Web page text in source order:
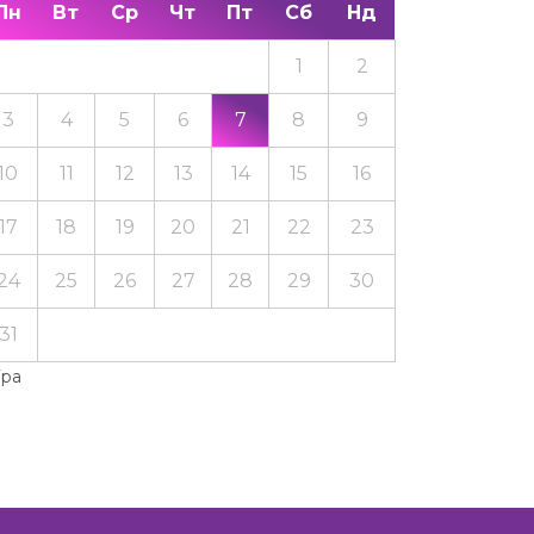
Вт Ср Чт Пт Сб Нд
1 2
3 4 5 6 7 8 9
11 12 13 14 15 16
18 19 20 21 22 23
25 26 27 28 29 30